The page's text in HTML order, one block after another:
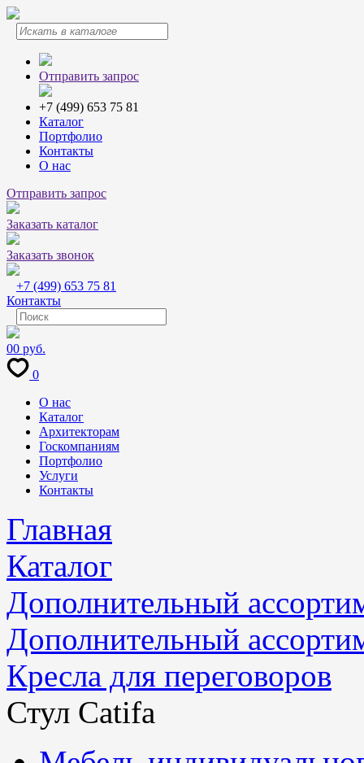
Отправить запрос
+7 (499) 653 75 81
Каталог
Портфолио
Контакты
О нас
Отправить запрос
Заказать каталог
Заказать звонок
+7 (499) 653 75 81
Контакты
00 руб.
0
О нас
Каталог
Архитекторам
Госкомпаниям
Портфолио
Услуги
Контакты
Главная
Каталог
Дополнительный
Дополнительный
Кресла для переговоров
Стул Catifa